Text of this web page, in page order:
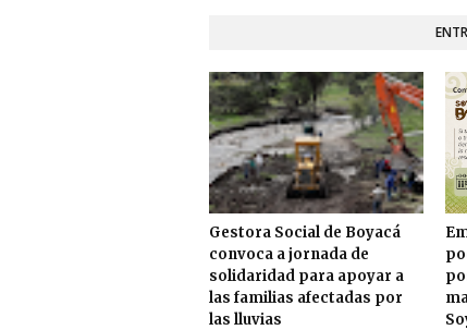
Gestora Social de Boyacá
convoca a jornada de
solidaridad para apoyar a
las familias afectadas por
las lluvias